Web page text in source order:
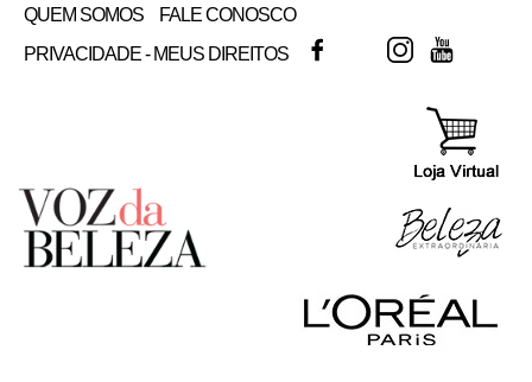
QUEM SOMOS
FALE CONOSCO
PRIVACIDADE - MEUS DIREITOS
FACEBOOKTWITTERINSTAGRAM